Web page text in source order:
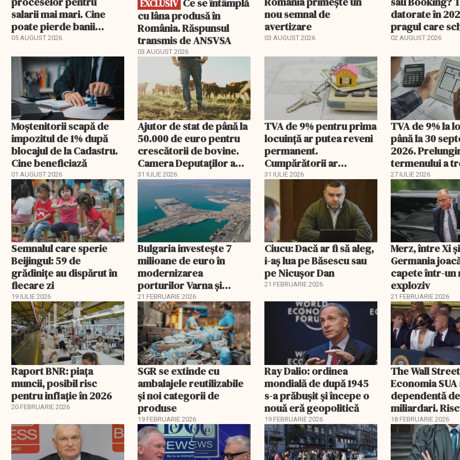
salarii mai mari. Cine
poate pierde banii
ceruți statului
05 AUGUST 2026
EXCLUSIV
cu lâna produsă în
România. Răspunsul
transmis de ANSVSA
03 AUGUST 2026
nou semnal de
avertizare
03 AUGUST 2026
datorate în
pragul care
regimul fiscal
02 AUGUST 2026
Moștenitorii scapă de
impozitul de 1% după
blocajul de la Cadastru.
Cine beneficiază
01 AUGUST 2026
Ajutor de stat de până la
50.000 de euro pentru
crescătorii de bovine.
Camera Deputaților a
aprobat schema
31 IULIE 2026
TVA de 9% pentru prima
locuință ar putea reveni
permanent.
Cumpărătorii ar
economisi zeci de mii de
31 IULIE 2026
TVA de 9% la
până la 30
2026.
termenului a
comisia din
27 IULIE 2026
Semnalul care sperie
Beijingul: 59 de
grădinițe au dispărut în
fiecare zi
19 IULIE 2026
Bulgaria investește 7
milioane de euro în
modernizarea
porturilor Varna și
Burgas
21 FEBRUARIE 2026
Ciucu: Dacă ar fi să aleg,
i-aș lua pe Băsescu sau
pe Nicușor Dan
21 FEBRUARIE 2026
Merz, între Xi
Germania
capete într-un
exploziv
21 FEBRUARIE 2026
Raport BNR: piața
muncii, posibil risc
pentru inflație în 2026
20 FEBRUARIE 2026
SGR se extinde cu
ambalajele reutilizabile
și noi categorii de
produse
19 FEBRUARIE 2026
Ray Dalio: ordinea
mondială de după 1945
s-a prăbușit și începe o
nouă eră geopolitică
19 FEBRUARIE 2026
The Wall
Economia
dependentă de
miliardari.
pentru burse
18 FEBRUARIE 2026
EXCLUSIV EXCLUSIV